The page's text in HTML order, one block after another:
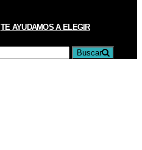
TE AYUDAMOS A ELEGIR
Buscar